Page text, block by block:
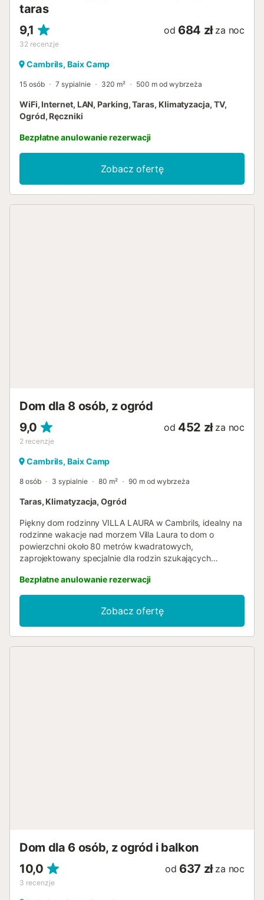
taras
9,1
32 recenzje
od 684 zł za noc
Cambrils, Baix Camp
15 osób 7 sypialnie 320 m² 500 m od wybrzeża
WiFi, Internet, LAN, Parking, Taras, Klimatyzacja, TV,
Ogród, Ręczniki
Bezpłatne anulowanie rezerwacji
Zobacz ofertę
Dom dla 8 osób, z ogród
9,0
2 recenzje
od 452 zł za noc
Cambrils, Baix Camp
8 osób 3 sypialnie 80 m² 90 m od wybrzeża
Taras, Klimatyzacja, Ogród
Piękny dom rodzinny VILLA LAURA w Cambrils, idealny na
rodzinne wakacje nad morzem Villa Laura to dom o
powierzchni około 80 metrów kwadratowych,
zaprojektowany specjalnie dla rodzin szukających
Dom posiada 3 sypialnie, które mogą komfortowo
pomieścić do 8 osób. Rozkład pomieszczeń obejmuje
łóżko małżeńskie, łóżko podwójne z sofą, dodatkowe
łóżko oraz 4 łóżka pojedyncze, zapewniając wszystkim
gościom spokojny sen. Dodatkowo, do dyspozycji są 3
Bezpłatne anulowanie rezerwacji
Zobacz ofertę
Dom dla 6 osób, z ogród i balkon
10,0
3 recenzje
od 637 zł za noc